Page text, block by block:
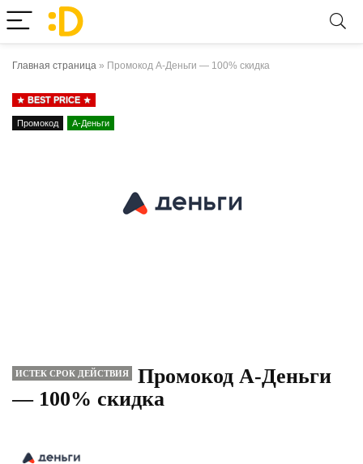
Главная страница » Промокод А-Деньги — 100% скидка
BEST PRICE
Промокод А-Деньги
ИСТЕК СРОК ДЕЙСТВИЯ
Промокод А-Деньги
— 100% скидка